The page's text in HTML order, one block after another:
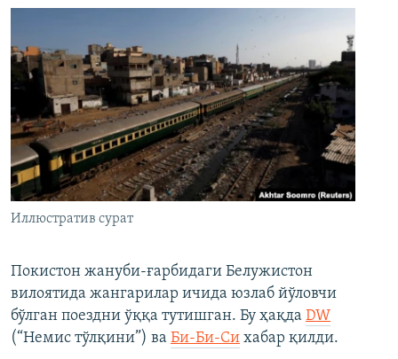
Иллюстратив сурат
Покистон жануби-ғарбидаги Белужистон
вилоятида жангарилар ичида юзлаб йўловчи
бўлган поездни ўққа тутишган. Бу ҳақда DW
(“Немис тўлқини”) ва Би-Би-Си хабар қилди.